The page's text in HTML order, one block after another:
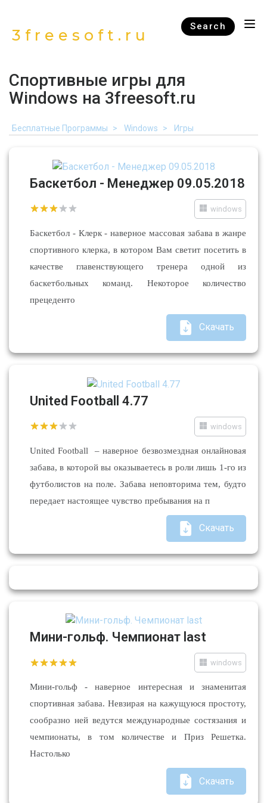
3freesoft.ru Search
Спортивные игры для
Windows на 3freesoft.ru
Бесплатные Программы Windows Игры
Баскетбол - Менеджер 09.05.2018
windows
Баскетбол - Клерк - наверное массовая забава в жанре
спортивного клерка, в котором Вам светит посетить в
качестве главенствующего тренера одной из
баскетбольных команд. Некоторое количество
прецеденто
Скачать
United Football 4.77
windows
United Football – наверное безвозмездная онлайновая
забава, в которой вы оказываетесь в роли лишь 1-го из
футболистов на поле. Забава неповторима тем, будто
передает настоящее чувство пребывания на п
Скачать
Мини-гольф. Чемпионат last
windows
Мини-гольф - наверное интересная и знаменитая
спортивная забава. Невзирая на кажущуюся простоту,
сообразно ней ведутся международные состязания и
чемпионаты, в том количестве и Приз Решетка.
Настолько
Скачать